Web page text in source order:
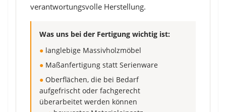
verantwortungsvolle Herstellung.
Was uns bei der Fertigung wichtig ist:
● langlebige Massivholzmöbel
● Maßanfertigung statt Serienware
● Oberflächen, die bei Bedarf
aufgefrischt oder fachgerecht
überarbeitet werden können